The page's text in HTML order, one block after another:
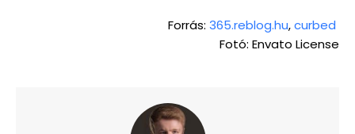
Forrás: 365.reblog.hu,curbed
Fotó: Envato License